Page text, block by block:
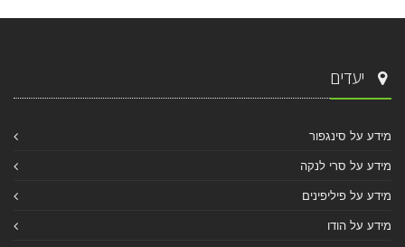
יעדים
מידע על סינגפור
מידע על סרי לנקה
מידע על פיליפינים
מידע על הודו